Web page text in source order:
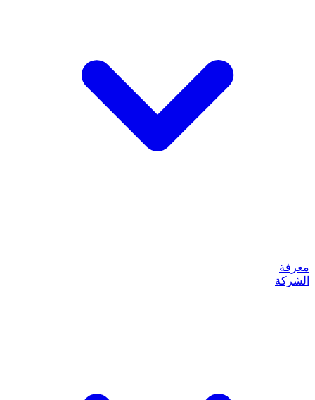
معرفة
الشركة